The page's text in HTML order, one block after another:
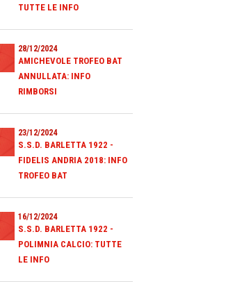
TUTTE LE INFO
28/12/2024
AMICHEVOLE TROFEO BAT
ANNULLATA: INFO
RIMBORSI
23/12/2024
S.S.D. BARLETTA 1922 -
FIDELIS ANDRIA 2018: INFO
TROFEO BAT
16/12/2024
S.S.D. BARLETTA 1922 -
POLIMNIA CALCIO: TUTTE
LE INFO